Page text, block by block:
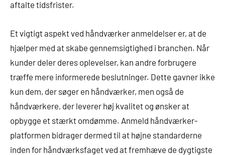
aftalte tidsfrister.
Et vigtigt aspekt ved håndværker anmeldelser er, at de
hjælper med at skabe gennemsigtighed i branchen. Når
kunder deler deres oplevelser, kan andre forbrugere
træffe mere informerede beslutninger. Dette gavner ikke
kun dem, der søger en håndværker, men også de
håndværkere, der leverer høj kvalitet og ønsker at
opbygge et stærkt omdømme. Anmeld håndværker-
platformen bidrager dermed til at højne standarderne
inden for håndværksfaget ved at fremhæve de dygtigste